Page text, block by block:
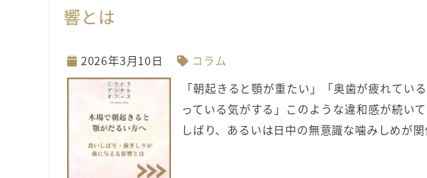
響とは
2026年3月10日
コラム
「朝起きると顎が重たい」「奥歯が疲れてい
っている気がする」このような違和感が続い
しばり、あるいは日中の無意識な噛みしめが